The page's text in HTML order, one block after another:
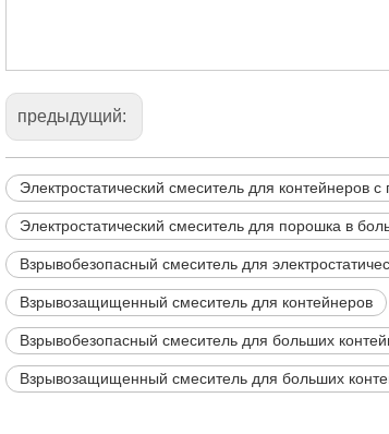
предыдущий:
Электростатический смеситель для контейнеров
Электростатический смеситель для порошка в
Взрывобезопасный смеситель для
Взрывозащищенный смеситель для контейнеров
Взрывобезопасный смеситель для больших
Взрывозащищенный смеситель для больших